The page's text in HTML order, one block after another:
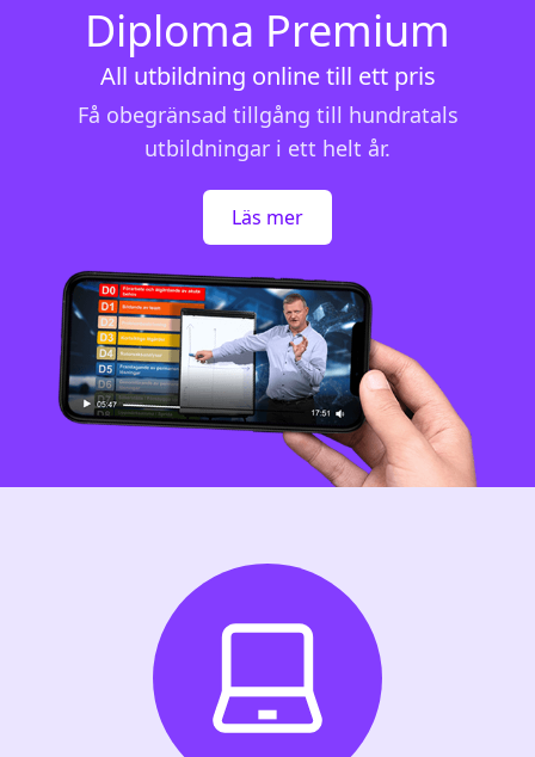
Diploma Premium
All utbildning online till ett pris
Få obegränsad tillgång till hundratals
utbildningar i ett helt år.
Läs mer